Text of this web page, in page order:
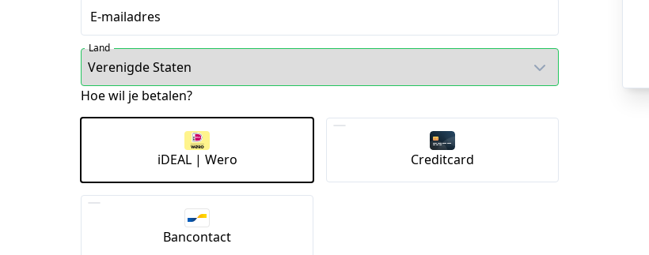
E-mailadres
Land
Hoe wil je betalen?
iDEAL | Wero Creditcard
Bancontact